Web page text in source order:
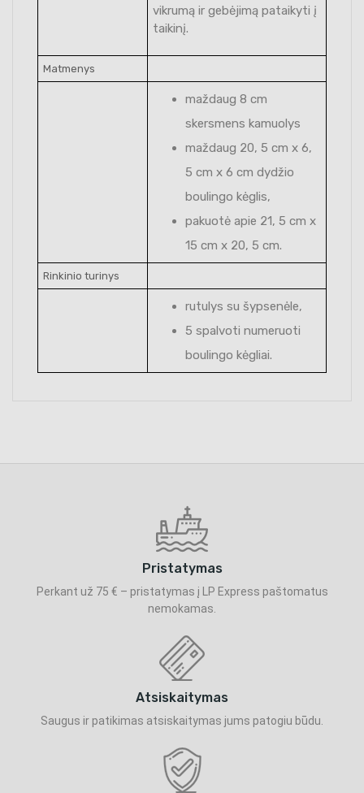
vikrumą ir gebėjimą pataikyti į
taikinį.
Matmenys
maždaug 8 cm
skersmens kamuolys
maždaug 20, 5 cm x 6,
5 cm x 6 cm dydžio
boulingo kėglis,
pakuotė apie 21, 5 cm x
15 cm x 20, 5 cm.
Rinkinio turinys
rutulys su šypsenėle,
5 spalvoti numeruoti
boulingo kėgliai.
Pristatymas
Perkant už 75 € – pristatymas į LP Express paštomatus
nemokamas.
Atsiskaitymas
Saugus ir patikimas atsiskaitymas jums patogiu būdu.